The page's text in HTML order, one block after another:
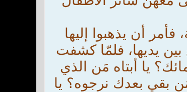
فأمر أن يذهبوا إليها
يديها، فلمّا كشفت
يا أبتاه مَن الذي
بقي بعدك نرجوه؟ يا